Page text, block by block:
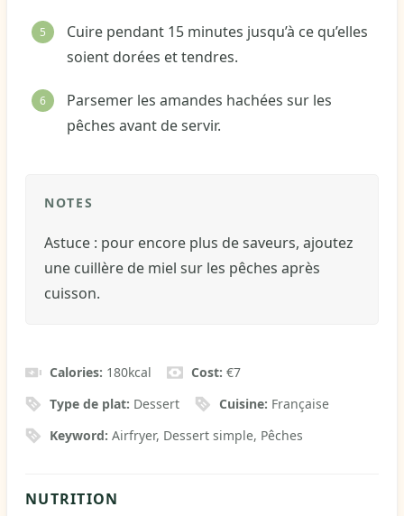
Cuire pendant 15 minutes jusqu’à ce qu’elles
soient dorées et tendres.
Parsemer les amandes hachées sur les
pêches avant de servir.
NOTES
Astuce : pour encore plus de saveurs, ajoutez
une cuillère de miel sur les pêches après
cuisson.
Calories: 180kcal Cost:€7
Type de plat: Dessert Cuisine: Française
Keyword:Airfryer, Dessert simple, Pêches
NUTRITION